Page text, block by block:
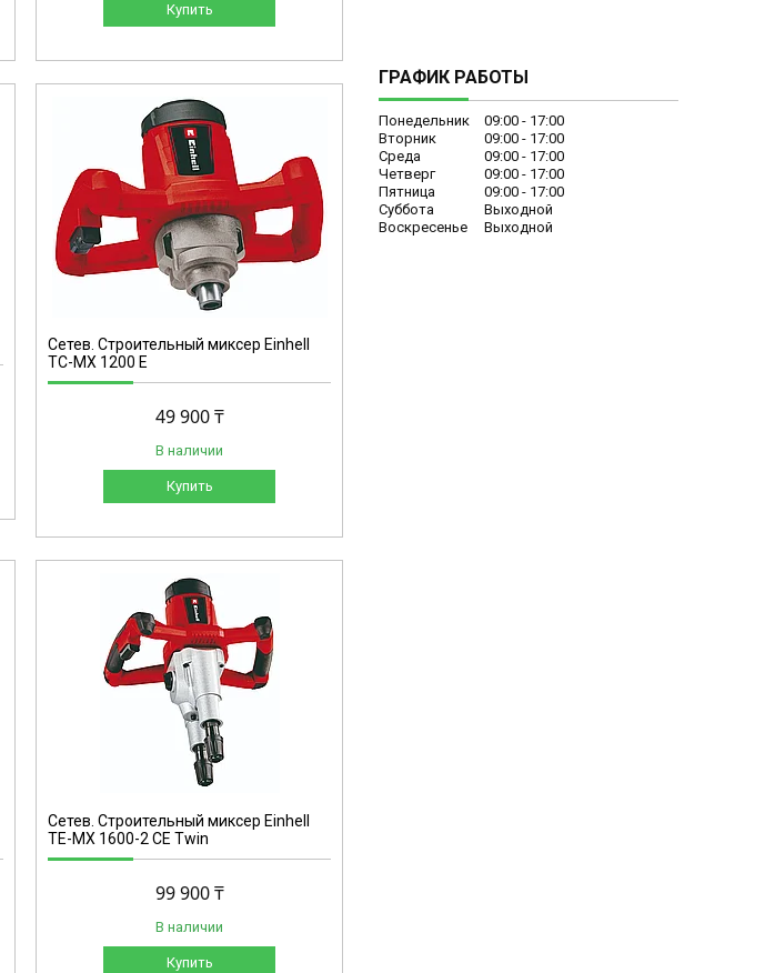
Купить
Сетев. Строительный миксер Einhell
TC-MX 1200 E
49 900 ₸
В наличии
Купить
Сетев. Строительный миксер Einhell
TE-MX 1600-2 CE Twin
99 900 ₸
В наличии
Купить
ГРАФИК РАБОТЫ
Понедельник 09:00
17:00
Вторник
09:00
17:00
Среда
09:00
17:00
Четверг
09:00
17:00
Пятница
09:00
17:00
Суббота
Выходной
Воскресенье
Выходной